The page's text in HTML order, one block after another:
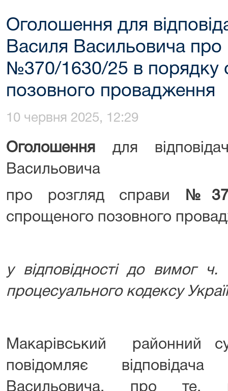
Оголошення для
Василя Васильовича про
№370/1630/25 в порядку
позовного провадження
10 червня 2025, 12:29
Оголошення для
Васильовича
про розгляд справи
№
спрощеного позовного
у відповідності до вимог
процесуального кодексу
Макарівський районний
повідомляє
Васильовича, про те,